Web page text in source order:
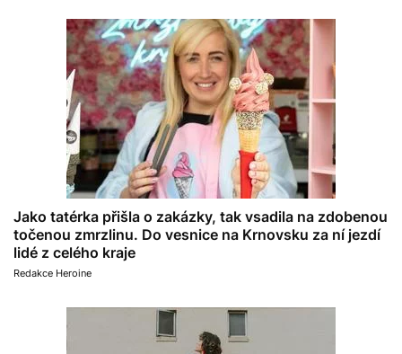
Jako tatérka přišla o zakázky, tak vsadila na zdobenou
točenou zmrzlinu. Do vesnice na Krnovsku za ní jezdí
lidé z celého kraje
Redakce Heroine